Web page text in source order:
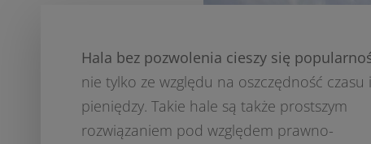
Hala bez pozwolenia cieszy się
nie tylko ze względu na oszczędność czasu i
pieniędzy. Takie hale są także prostszym
rozwiązaniem pod względem prawno-